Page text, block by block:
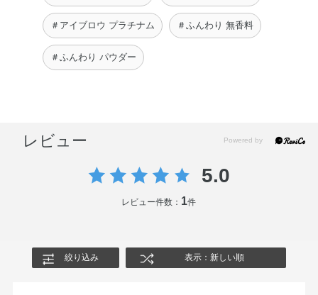
＃アイブロウ プラチナム ＃ふんわり 無香料
＃ふんわり パウダー
レビュー
5.0
レビュー件数： 1件
絞り込み 表示：新しい順